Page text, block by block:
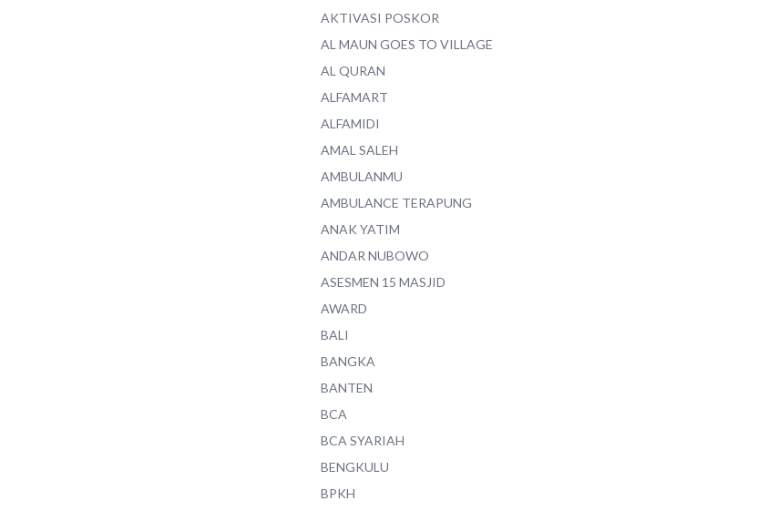
AKTIVASI POSKOR
AL MAUN GOES TO VILLAGE
AL QURAN
ALFAMART
ALFAMIDI
AMAL SALEH
AMBULANMU
AMBULANCE TERAPUNG
ANAK YATIM
ANDAR NUBOWO
ASESMEN 15 MASJID
AWARD
BALI
BANGKA
BANTEN
BCA
BCA SYARIAH
BENGKULU
BPKH